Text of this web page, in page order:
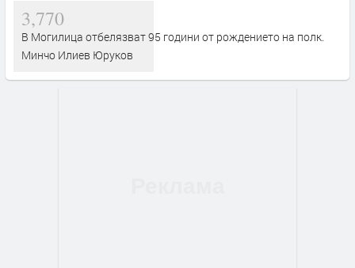
3,770
В Могилица отбелязват 95 години от рождението на полк.
Минчо Илиев Юруков